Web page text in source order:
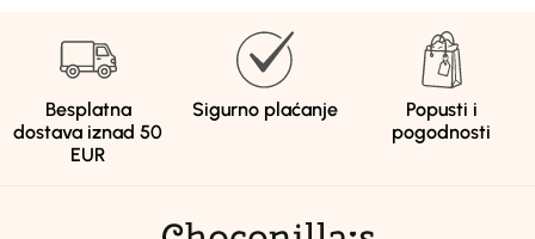
Besplatna
dostava iznad 50
EUR
Sigurno plaćanje
Popusti i
pogodnosti